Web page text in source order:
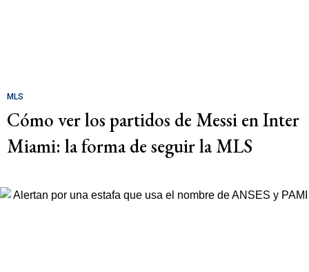
MLS
Cómo ver los partidos de Messi en Inter
Miami: la forma de seguir la MLS